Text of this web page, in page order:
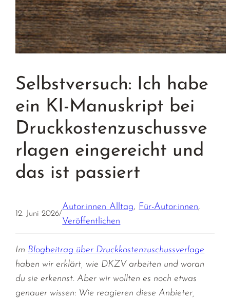
Selbstversuch: Ich habe
ein KI-Manuskript bei
Druckkostenzuschussve
rlagen eingereicht und
das ist passiert
12. Juni 2026/
Autor:innen Alltag, Für-Autor:innen
Veröffentlichen
Im Blogbeitrag über Druckkostenzuschussverlage
haben wir erklärt, wie DKZV arbeiten und woran
du sie erkennst. Aber wir wollten es noch etwas
genauer wissen: Wie reagieren diese Anbieter,